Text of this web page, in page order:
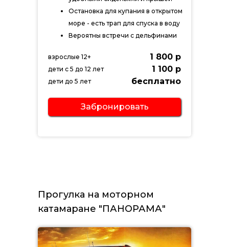
Остановка для купания в открытом
море - есть трап для спуска в воду
Вероятны встречи с дельфинами
Забронировать
взрослые 12+
дети с 5 до 12 лет
дети до 5 лет
1 800 р
1 100 р
бесплатно
Прогулка на моторном
катамаране "ПАНОРАМА"